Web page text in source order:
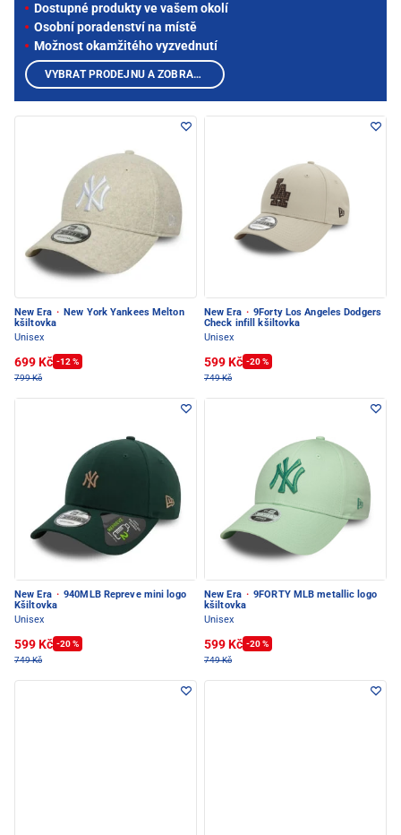
New Era · New York Yankees Melton
kšiltovka
Unisex
699 Kč -12 %
799 Kč
New Era · 9Forty Los Angeles Dodgers
Check infill kšiltovka
Unisex
599 Kč -20 %
749 Kč
New Era · 940MLB Repreve mini logo
Kšiltovka
Unisex
599 Kč -20 %
749 Kč
New Era · 9FORTY MLB metallic logo
kšiltovka
Unisex
599 Kč -20 %
749 Kč
Dostupné produkty ve vašem okolí
Osobní poradenství na místě
Možnost okamžitého vyzvednutí
VYBRAT PRODEJNU A ZOBRAZIT PRODUKTY